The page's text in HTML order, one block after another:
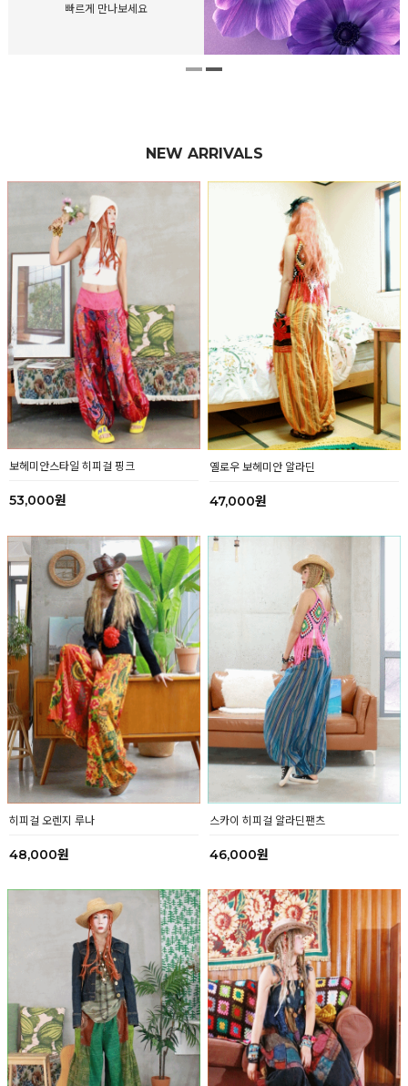
궁금증을 물어보세요.
NEW ARRIVALS
보헤미안스타일 히피걸 핑크
53,000원
옐로우 보헤미안 알라딘
47,000원
히피걸 오렌지 루나
48,000원
스카이 히피걸 알라딘팬츠
46,000원